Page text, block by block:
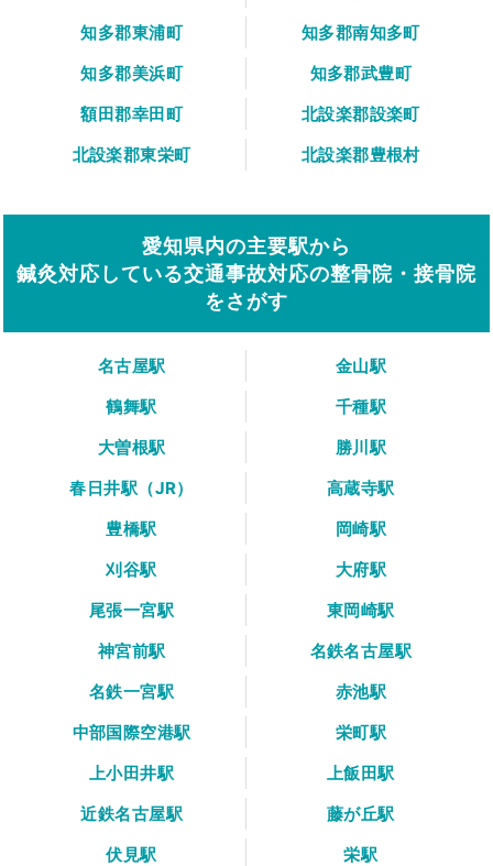
知多郡東浦町
知多郡南知多町
知多郡美浜町
知多郡武豊町
額田郡幸田町
北設楽郡設楽町
北設楽郡東栄町
北設楽郡豊根村
愛知県内の主要駅から
鍼灸対応している交通事故対応の整骨院・接骨院
をさがす
名古屋駅
金山駅
鶴舞駅
千種駅
大曽根駅
勝川駅
春日井駅（JR）
高蔵寺駅
豊橋駅
岡崎駅
刈谷駅
大府駅
尾張一宮駅
東岡崎駅
神宮前駅
名鉄名古屋駅
名鉄一宮駅
赤池駅
中部国際空港駅
栄町駅
上小田井駅
上飯田駅
近鉄名古屋駅
藤が丘駅
伏見駅
栄駅